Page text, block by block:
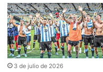
3 de julio de 2026